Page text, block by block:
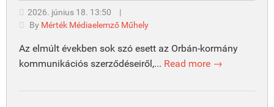
2026. június 18. 13:50
|
By Mérték Médiaelemző Műhely
Az elmúlt években sok szó esett az Orbán-kormány
kommunikációs szerződéseiről,... Read more →